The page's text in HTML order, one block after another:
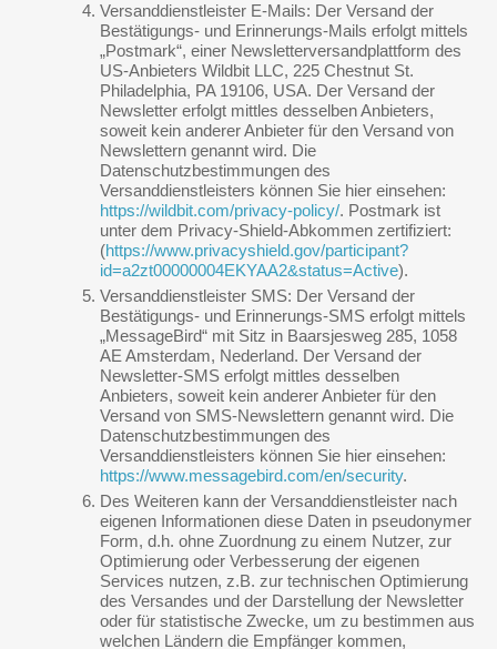
Versanddienstleister E-Mails: Der Versand der
Bestätigungs- und Erinnerungs-Mails erfolgt mittels
„Postmark“, einer Newsletterversandplattform des
US-Anbieters Wildbit LLC, 225 Chestnut St.
Philadelphia, PA 19106, USA. Der Versand der
Newsletter erfolgt mittles desselben Anbieters,
soweit kein anderer Anbieter für den Versand von
Newslettern genannt wird. Die
Datenschutzbestimmungen des
Versanddienstleisters können Sie hier einsehen:
https://wildbit.com/privacy-policy/. Postmark ist
unter dem Privacy-Shield-Abkommen zertifiziert:
(https://www.privacyshield.gov/participant?
id=a2zt00000004EKYAA2&status=Active).
Versanddienstleister SMS: Der Versand der
Bestätigungs- und Erinnerungs-SMS erfolgt mittels
„MessageBird“ mit Sitz in Baarsjesweg 285, 1058
AE Amsterdam, Nederland. Der Versand der
Newsletter-SMS erfolgt mittles desselben
Anbieters, soweit kein anderer Anbieter für den
Versand von SMS-Newslettern genannt wird. Die
Datenschutzbestimmungen des
Versanddienstleisters können Sie hier einsehen:
https://www.messagebird.com/en/security.
Des Weiteren kann der Versanddienstleister nach
eigenen Informationen diese Daten in pseudonymer
Form, d.h. ohne Zuordnung zu einem Nutzer, zur
Optimierung oder Verbesserung der eigenen
Services nutzen, z.B. zur technischen Optimierung
des Versandes und der Darstellung der Newsletter
oder für statistische Zwecke, um zu bestimmen aus
welchen Ländern die Empfänger kommen,